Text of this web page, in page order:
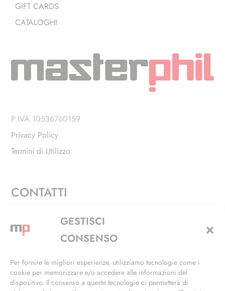
GESTISCI
CONSENSO
Per fornire le migliori esperienze, utilizziamo tecnologie come i
cookie per memorizzare e/o accedere alle informazioni del
dispositivo. Il consenso a queste tecnologie ci permetterà di
GIFT CARDS
CATALOGHI
P.IVA 10536760159
Privacy Policy
Termini di Utilizzo
CONTATTI
Via Alfieri, 27 - Trezzano Sul Naviglio (MI)
+39 02 4846 3155
info@masterphil.it